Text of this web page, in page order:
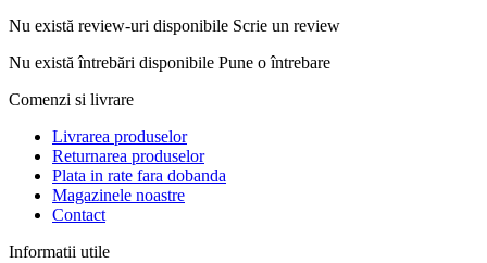
Nu există review-uri disponibile Scrie un review
Nu există întrebări disponibile Pune o întrebare
Comenzi si livrare
Livrarea produselor
Returnarea produselor
Plata in rate fara dobanda
Magazinele noastre
Contact
Informatii utile